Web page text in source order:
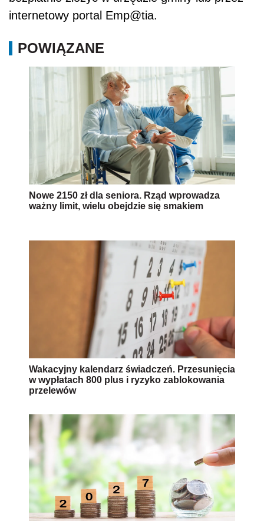
internetowy portal Emp@tia.
POWIĄZANE
Nowe 2150 zł dla seniora. Rząd wprowadza
ważny limit, wielu obejdzie się smakiem
Wakacyjny kalendarz świadczeń. Przesunięcia
w wypłatach 800 plus i ryzyko zablokowania
przelewów